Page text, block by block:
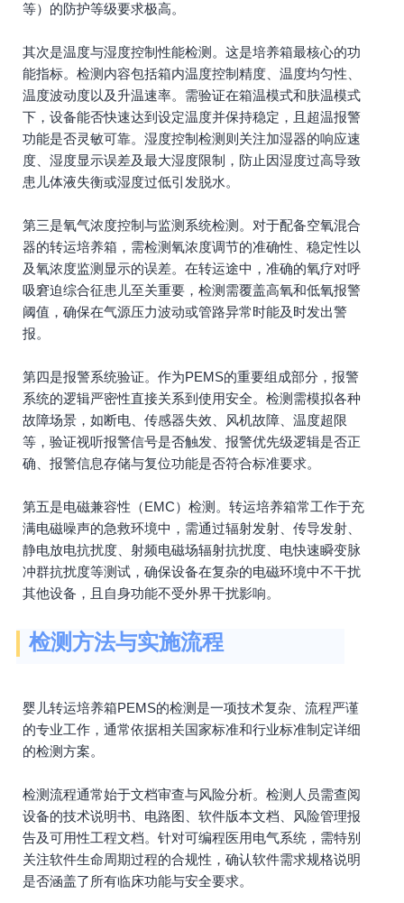
等）的防护等级要求极高。
其次是温度与湿度控制性能检测。这是培养箱最核心的功
能指标。检测内容包括箱内温度控制精度、温度均匀性、
温度波动度以及升温速率。需验证在箱温模式和肤温模式
下，设备能否快速达到设定温度并保持稳定，且超温报警
功能是否灵敏可靠。湿度控制检测则关注加湿器的响应速
度、湿度显示误差及最大湿度限制，防止因湿度过高导致
患儿体液失衡或湿度过低引发脱水。
第三是氧气浓度控制与监测系统检测。对于配备空氧混合
器的转运培养箱，需检测氧浓度调节的准确性、稳定性以
及氧浓度监测显示的误差。在转运途中，准确的氧疗对呼
吸窘迫综合征患儿至关重要，检测需覆盖高氧和低氧报警
阈值，确保在气源压力波动或管路异常时能及时发出警
报。
第四是报警系统验证。作为PEMS的重要组成部分，报警
系统的逻辑严密性直接关系到使用安全。检测需模拟各种
故障场景，如断电、传感器失效、风机故障、温度超限
等，验证视听报警信号是否触发、报警优先级逻辑是否正
确、报警信息存储与复位功能是否符合标准要求。
第五是电磁兼容性（EMC）检测。转运培养箱常工作于充
满电磁噪声的急救环境中，需通过辐射发射、传导发射、
静电放电抗扰度、射频电磁场辐射抗扰度、电快速瞬变脉
冲群抗扰度等测试，确保设备在复杂的电磁环境中不干扰
其他设备，且自身功能不受外界干扰影响。
检测方法与实施流程
婴儿转运培养箱PEMS的检测是一项技术复杂、流程严谨
的专业工作，通常依据相关国家标准和行业标准制定详细
的检测方案。
检测流程通常始于文档审查与风险分析。检测人员需查阅
设备的技术说明书、电路图、软件版本文档、风险管理报
告及可用性工程文档。针对可编程医用电气系统，需特别
关注软件生命周期过程的合规性，确认软件需求规格说明
是否涵盖了所有临床功能与安全要求。